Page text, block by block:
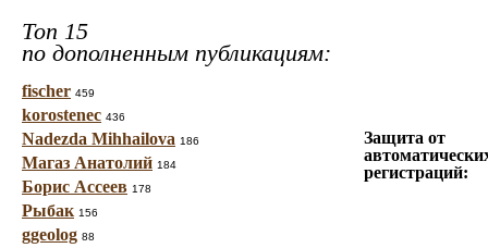
Топ 15
по дополненным публикациям:
fischer 459
korostenec 436
Nadezda Mihhailova 186
Магаз Анатолий 184
Борис Ассеев 178
Рыбак 156
ggeolog 88
Защита от
регистраций: